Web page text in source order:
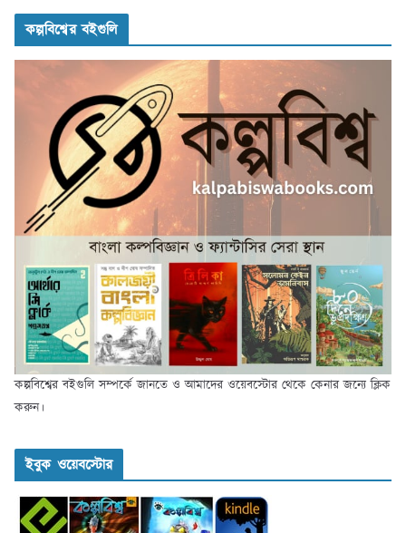
কল্পবিশ্বের বইগুলি
কল্পবিশ্বের বইগুলি সম্পর্কে জানতে ও আমাদের ওয়েবস্টোর থেকে কেনার জন্যে ক্লিক
করুন।
ইবুক ওয়েবস্টোর